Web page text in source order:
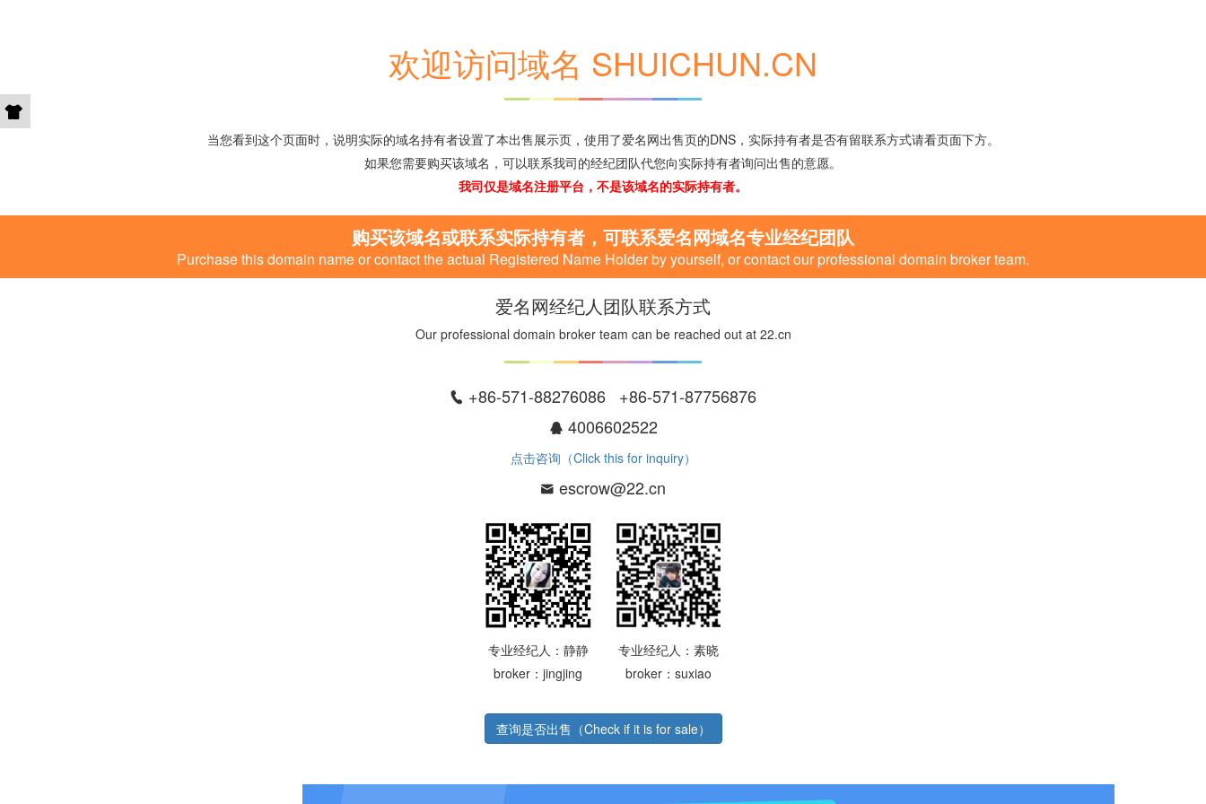
欢迎访问域名 SHUICHUN.CN
当您看到这个页面时，说明实际的域名持有者设置了本出售展示页，使用了爱名网出售页的DNS，实际持有者是否有留联系方式请看页面下方。
如果您需要购买该域名，可以联系我司的经纪团队代您向实际持有者询问出售的意愿。
我司仅是域名注册平台，不是该域名的实际持有者。
购买该域名或联系实际持有者，可联系爱名网域名专业经纪团队
Purchase this domain name or contact the actual Registered Name Holder by yourself, or contact our professional domain broker team.
爱名网经纪人团队联系方式
Our professional domain broker team can be reached out at 22.cn
+86-571-88276086 +86-571-87756876
4006602522
点击咨询（Click this for inquiry）
escrow@22.cn
专业经纪人：静静
broker：jingjing
专业经纪人：素晓
broker：suxiao
查询是否出售（Check if it is for sale）